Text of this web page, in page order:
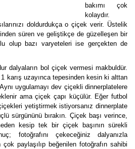
bakımı çok
kolaydır.
doldurdukça o çiçek verir. Üstelik
süren ve geliştikçe de güzelleşen bir
olup bazı varyeteleri ise gerçekten de
dalyaların bol çiçek vermesi makbuldür.
karış uzayınca tepesinden kesin ki alttan
uygulamayı dev çiçekli dinnerplatelere
ama çiçek çapı küçülür. Eğer futbol
yetiştirmek istiyorsanız dinnerplate
sürgününü bırakın. Çiçek başı verince,
kesip tek bir çiçek başının sürekli
fotoğrafını çekeceğiniz dalyanızla
paylaşılıp beğenilen fotoğrafın sahibi